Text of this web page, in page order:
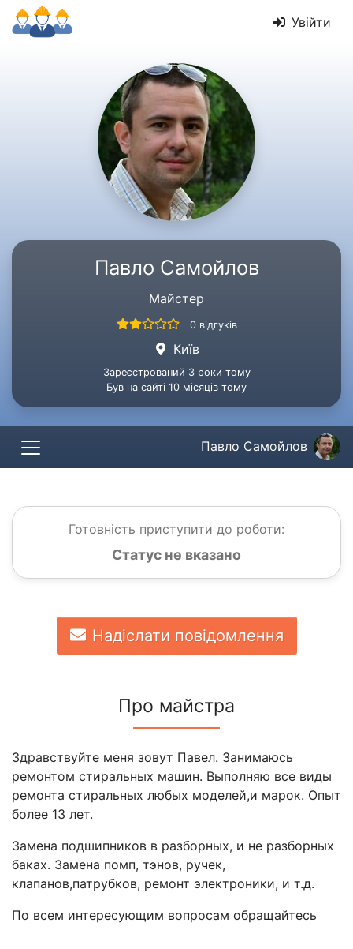
Увійти
Павло Самойлов
Майстер
0 відгуків
Київ
Зареєстрований 3 роки тому
Був на сайті 10 місяців тому
Павло Самойлов
Готовність приступити до роботи:
Статус не вказано
Надіслати повідомлення
Про майстра
Здравствуйте меня зовут Павел. Занимаюсь
ремонтом стиральных машин. Выполняю все виды
ремонта стиральных любых моделей,и марок. Опыт
более 13 лет.
Замена подшипников в разборных, и не разборных
баках. Замена помп, тэнов, ручек,
клапанов,патрубков, ремонт электроники, и т.д.
По всем интересующим вопросам обращайтесь